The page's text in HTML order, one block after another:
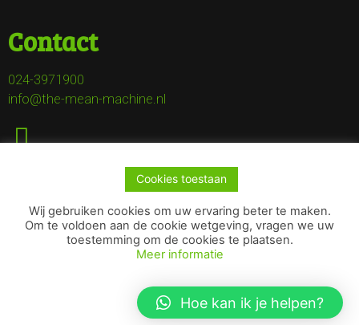
Contact
024-3971900
info@the-mean-machine.nl
Pittig Bakkie - Online marketingenPennut -
Creative & Strategic Content Agency
Cookies toestaan
Wij gebruiken cookies om uw ervaring beter te maken.
Om te voldoen aan de cookie wetgeving, vragen we uw
toestemming om de cookies te plaatsen.
Meer informatie
Hoe kan ik je helpen?